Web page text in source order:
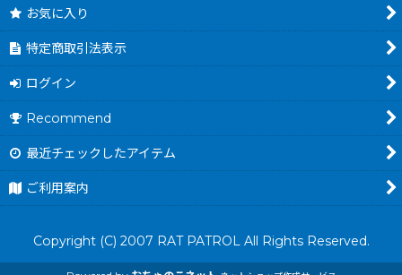
お気に入り
特定商取引法表示
ログイン
Recommend
最近チェックしたアイテム
ご利用案内
Copyright (C) 2007 RAT PATROL All Rights Reserved.